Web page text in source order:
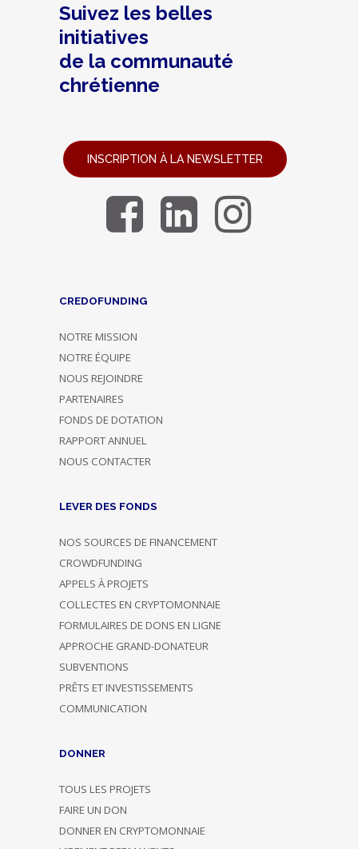
Suivez les belles
initiatives
de la communauté
chrétienne
INSCRIPTION À LA NEWSLETTER
CREDOFUNDING
NOTRE MISSION
NOTRE ÉQUIPE
NOUS REJOINDRE
PARTENAIRES
FONDS DE DOTATION
RAPPORT ANNUEL
NOUS CONTACTER
LEVER DES FONDS
NOS SOURCES DE FINANCEMENT
CROWDFUNDING
APPELS À PROJETS
COLLECTES EN CRYPTOMONNAIE
FORMULAIRES DE DONS EN LIGNE
APPROCHE GRAND-DONATEUR
SUBVENTIONS
PRÊTS ET INVESTISSEMENTS
COMMUNICATION
DONNER
TOUS LES PROJETS
FAIRE UN DON
DONNER EN CRYPTOMONNAIE